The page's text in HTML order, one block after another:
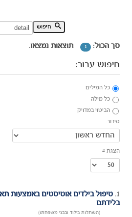
חיפוש מילת
סך הכול: 1 תוצאות נמצאו.
חיפוש עבור:
כל המילים
כל מילה
הביטוי במדויק
סידור:
הצגת #
1. טיפול בילדים אוטיסטים באמצעות
בלידתם
(השתלות בילוד ובבני משפחתו)